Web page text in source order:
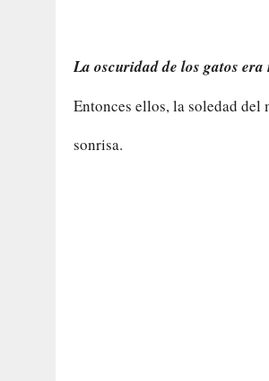
La oscuridad de los gatos
Entonces ellos, la soledad
sonrisa.